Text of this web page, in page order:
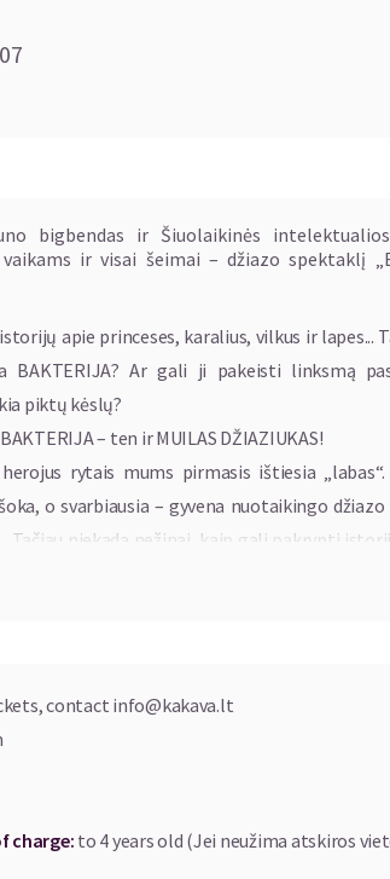
bigbendas ir Šiuolaikinės
ir visai šeimai – džiazo spektaklį
apie princeses, karalius, vilkus ir lapes...
BAKTERIJA? Ar gali ji pakeisti linksmą
piktų kėslų?
– ten ir MUILAS DŽIAZIUKAS!
rytais mums pirmasis ištiesia „labas“.
o svarbiausia – gyvena nuotaikingo
Tačiau niekada nežinai, kaip gali pakrypti
Viena kaip tik Jums merkia akį iš jogurto indelio!
muzikantais siautėsime iki paryčių, linksmai
contact info@kakava.lt
charge:to 4 years old (Jei neužima atskiros